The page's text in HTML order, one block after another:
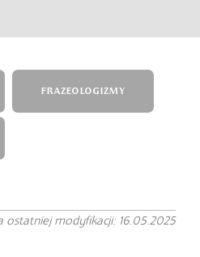
FRAZEOLOGIZMY
ostatniej modyfikacji: 16.05.2025